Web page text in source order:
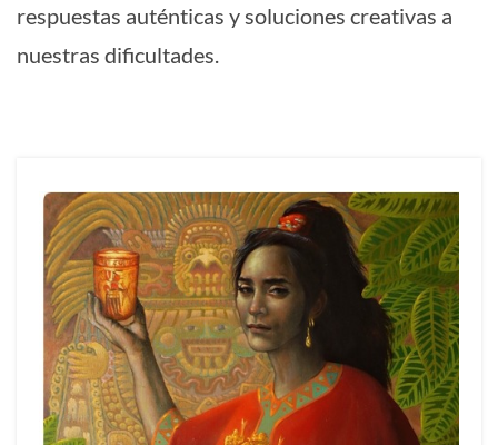
respuestas auténticas y soluciones creativas a
nuestras dificultades.